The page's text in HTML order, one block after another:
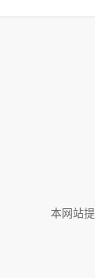
本网站